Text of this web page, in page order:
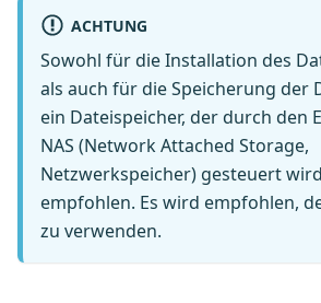
ACHTUNG
Sowohl für die Installation des
als auch für die Speicherung der
ein Dateispeicher, der durch den
NAS (Network Attached Storage,
Netzwerkspeicher) gesteuert
empfohlen. Es wird empfohlen,
zu verwenden.